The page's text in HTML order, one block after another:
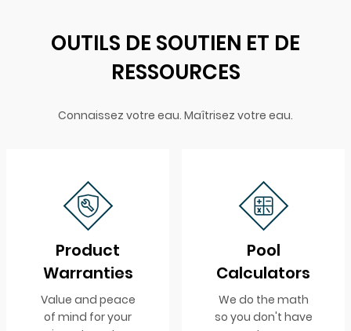
OUTILS DE SOUTIEN ET DE
RESSOURCES
Connaissez votre eau. Maîtrisez votre eau.
Product
Warranties
Value and peace
of mind for your
Pool
Calculators
We do the math
so you don't have